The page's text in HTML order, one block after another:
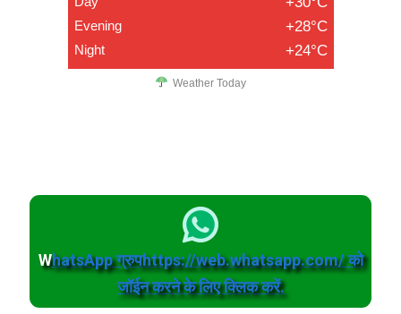
Evening +28°C
Night +24°C
Weather Today
WhatsApp ग्रुपhttps://web.whatsapp.com/ को
जॉईन करने के लिए क्लिक करें.